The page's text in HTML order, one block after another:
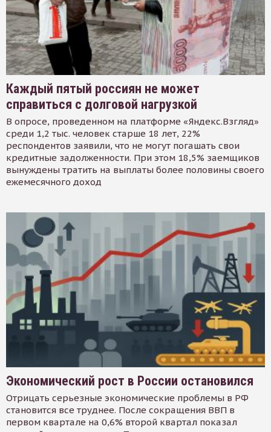
Каждый пятый россиян не может
справиться с долговой нагрузкой
В опросе, проведенном на платформе «Яндекс.Взгляд»
среди 1,2 тыс. человек старше 18 лет, 22%
респондентов заявили, что не могут погашать свои
кредитные задолженности. При этом 18,5% заемщиков
вынуждены тратить на выплаты более половины своего
ежемесячного доход
Экономический рост в России остановился
Отрицать серьезные экономические проблемы в РФ
становится все труднее. После сокращения ВВП в
первом квартале на 0,6% второй квартал показал